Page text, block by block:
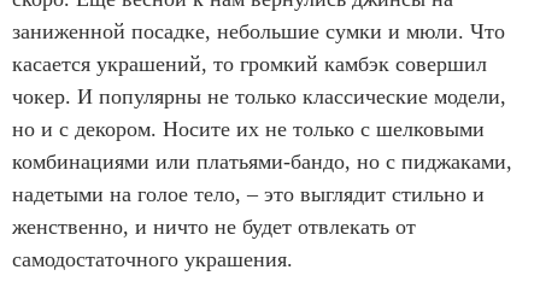
заниженной посадке, небольшие сумки и мюли. Что
касается украшений, то громкий камбэк совершил
чокер. И популярны не только классические модели,
но и с декором. Носите их не только с шелковыми
комбинациями или платьями-бандо, но с пиджаками,
надетыми на голое тело, – это выглядит стильно и
женственно, и ничто не будет отвлекать от
самодостаточного украшения.